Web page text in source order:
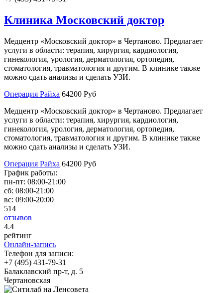
Клиника Московский доктор
Медцентр «Московский доктор» в Чертаново. Предлагает
услуги в области: терапия, хирургия, кардиология,
гинекология, урология, дерматология, ортопедия,
стоматология, травматология и другим. В клинике также
можно сдать анализы и сделать УЗИ.
Операция Райха 64200 Руб
Медцентр «Московский доктор» в Чертаново. Предлагает
услуги в области: терапия, хирургия, кардиология,
гинекология, урология, дерматология, ортопедия,
стоматология, травматология и другим. В клинике также
можно сдать анализы и сделать УЗИ.
Операция Райха 64200 Руб
График работы:
пн-пт: 08:00-21:00
сб: 08:00-21:00
вс: 09:00-20:00
514
отзывов
4.4
рейтинг
Онлайн-запись
Телефон для записи:
+7 (495) 431-79-31
Балаклавский пр-т, д. 5
Чертановская